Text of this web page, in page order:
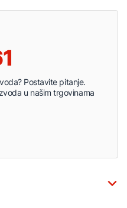
Postavite pitanje.
u našim trgovinama